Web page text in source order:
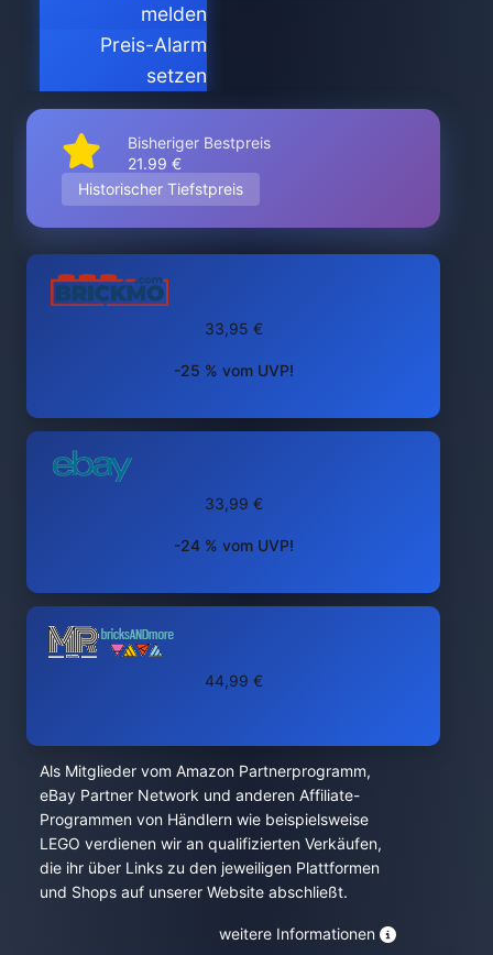
melden
Preis-Alarm
setzen
Bisheriger Bestpreis
21.99 €
Historischer Tiefstpreis
33,95 €
-25 % vom UVP!
33,99 €
-24 % vom UVP!
44,99 €
Als Mitglieder vom Amazon Partnerprogramm,
eBay Partner Network und anderen Affiliate-
Programmen von Händlern wie beispielsweise
LEGO verdienen wir an qualifizierten Verkäufen,
die ihr über Links zu den jeweiligen Plattformen
und Shops auf unserer Website abschließt.
weitere Informationen